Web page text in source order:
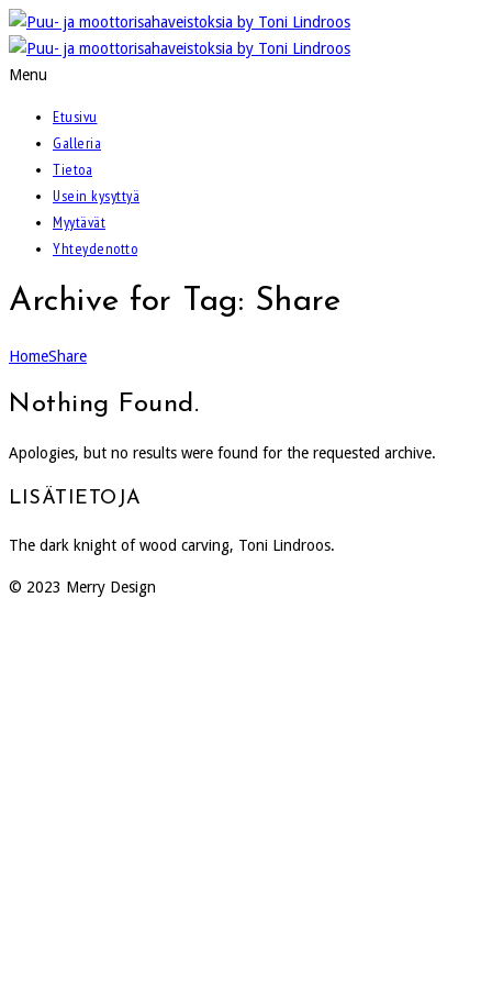
Menu
Etusivu
Galleria
Tietoa
Usein kysyttyä
Myytävät
Yhteydenotto
Archive for Tag: Share
HomeShare
Nothing Found.
Apologies, but no results were found for the requested archive.
LISÄTIETOJA
The dark knight of wood carving, Toni Lindroos.
© 2023 Merry Design